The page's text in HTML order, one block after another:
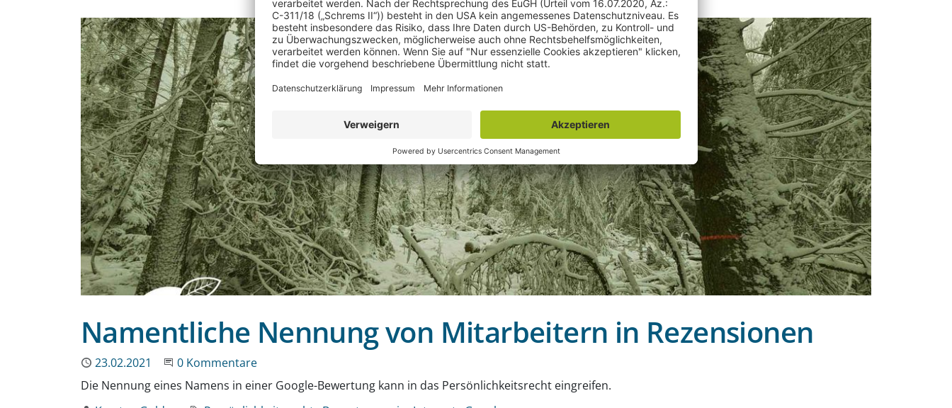
Namentliche Nennung von Mitarbeitern in Rezensionen
Publiziert
23.02.2021 Beginne eine Unterhaltung
0 Kommentare
Die Nennung eines Namens in einer Google-Bewertung kann in das Persönlichkeitsrecht eingreifen.